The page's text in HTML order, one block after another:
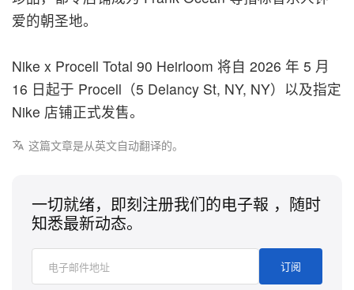
爱的朝圣地。
Nike x Procell Total 90 Heirloom 将自 2026 年 5 月
16 日起于 Procell（5 Delancy St, NY, NY）以及指定
Nike 店铺正式发售。
这篇文章是从英文自动翻译的。
一切就绪，即刻注册我们的电子報 ，随时
知悉最新动态。
订阅